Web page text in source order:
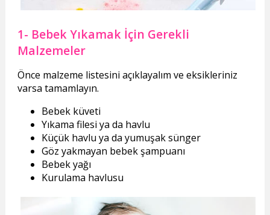
1- Bebek Yıkamak İçin Gerekli
Malzemeler
Önce malzeme listesini açıklayalım ve eksikleriniz
varsa tamamlayın.
Bebek küveti
Yıkama filesi ya da havlu
Küçük havlu ya da yumuşak sünger
Göz yakmayan bebek şampuanı
Bebek yağı
Kurulama havlusu